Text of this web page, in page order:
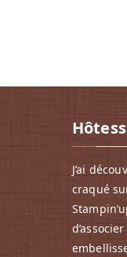
J’ai
craqué